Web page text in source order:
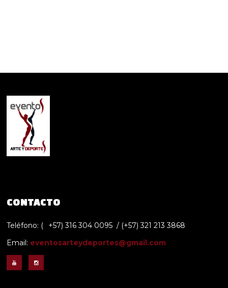
CONTACTO
Teléfono: (
+57) 316 304 0095 / (+57) 321 213 3868
Email: eventosarteydeportes@gmail.com